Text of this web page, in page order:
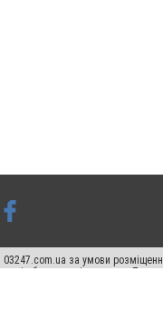
за умови
або в якості джерела.